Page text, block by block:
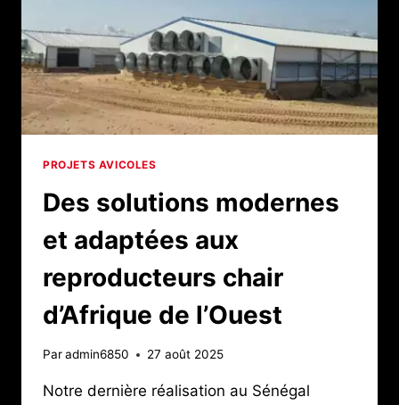
PROJETS AVICOLES
Des solutions modernes
et adaptées aux
reproducteurs chair
d’Afrique de l’Ouest
Paradmin6850 27 août 2025
Notre dernière réalisation au Sénégal